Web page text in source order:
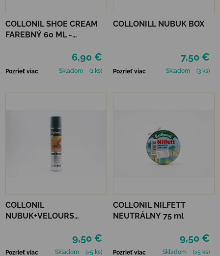
COLLONIL SHOE CREAM
FAREBNÝ 60 ML -
6,90 €
Pozrieť viac Skladom (1 ks)
COLLONILL NUBUK BOX
7,50 €
Pozrieť viac Skladom (3 ks)
COLLONIL
NUBUK+VELOURS
9,50 €
Pozrieť viac Skladom (>5 ks)
COLLONIL NILFETT
NEUTRÁLNY 75 ml
9,50 €
Pozrieť viac Skladom (>5 ks)